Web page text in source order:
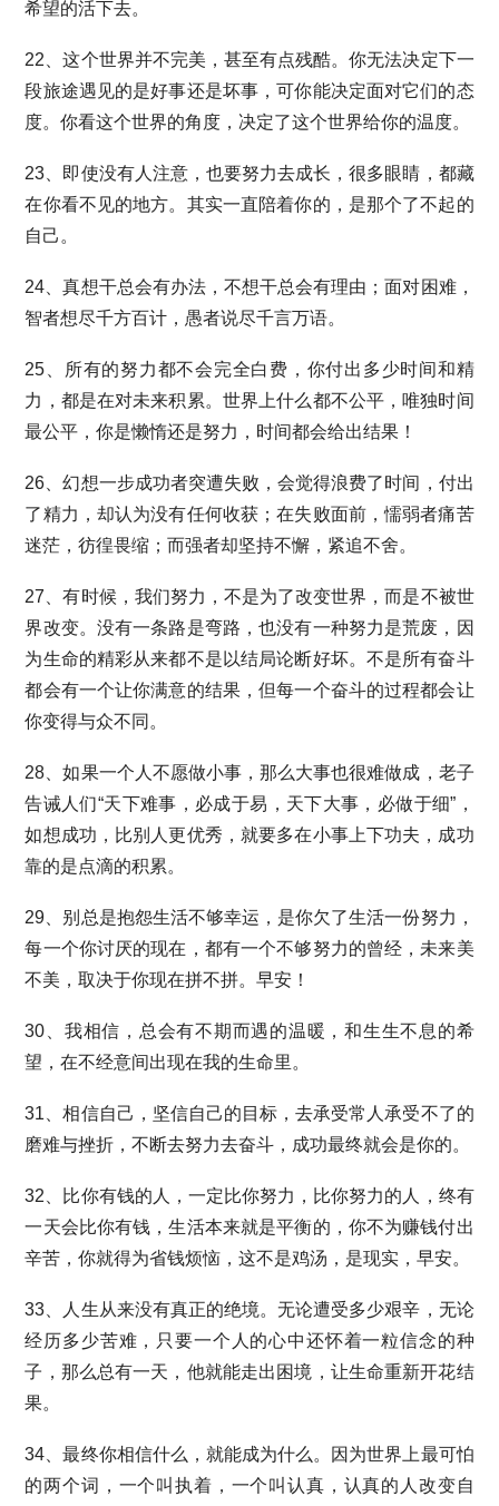
希望的活下去。
22、这个世界并不完美，甚至有点残酷。你无法决定下一
段旅途遇见的是好事还是坏事，可你能决定面对它们的态
度。你看这个世界的角度，决定了这个世界给你的温度。
23、即使没有人注意，也要努力去成长，很多眼睛，都藏
在你看不见的地方。其实一直陪着你的，是那个了不起的
自己。
24、真想干总会有办法，不想干总会有理由；面对困难，
智者想尽千方百计，愚者说尽千言万语。
25、所有的努力都不会完全白费，你付出多少时间和精
力，都是在对未来积累。世界上什么都不公平，唯独时间
最公平，你是懒惰还是努力，时间都会给出结果！
26、幻想一步成功者突遭失败，会觉得浪费了时间，付出
了精力，却认为没有任何收获；在失败面前，懦弱者痛苦
迷茫，彷徨畏缩；而强者却坚持不懈，紧追不舍。
27、有时候，我们努力，不是为了改变世界，而是不被世
界改变。没有一条路是弯路，也没有一种努力是荒废，因
为生命的精彩从来都不是以结局论断好坏。不是所有奋斗
都会有一个让你满意的结果，但每一个奋斗的过程都会让
你变得与众不同。
28、如果一个人不愿做小事，那么大事也很难做成，老子
告诫人们“天下难事，必成于易，天下大事，必做于细”，
如想成功，比别人更优秀，就要多在小事上下功夫，成功
靠的是点滴的积累。
29、别总是抱怨生活不够幸运，是你欠了生活一份努力，
每一个你讨厌的现在，都有一个不够努力的曾经，未来美
不美，取决于你现在拼不拼。早安！
30、我相信，总会有不期而遇的温暖，和生生不息的希
望，在不经意间出现在我的生命里。
31、相信自己，坚信自己的目标，去承受常人承受不了的
磨难与挫折，不断去努力去奋斗，成功最终就会是你的。
32、比你有钱的人，一定比你努力，比你努力的人，终有
一天会比你有钱，生活本来就是平衡的，你不为赚钱付出
辛苦，你就得为省钱烦恼，这不是鸡汤，是现实，早安。
33、人生从来没有真正的绝境。无论遭受多少艰辛，无论
经历多少苦难，只要一个人的心中还怀着一粒信念的种
子，那么总有一天，他就能走出困境，让生命重新开花结
果。
34、最终你相信什么，就能成为什么。因为世界上最可怕
的两个词，一个叫执着，一个叫认真，认真的人改变自